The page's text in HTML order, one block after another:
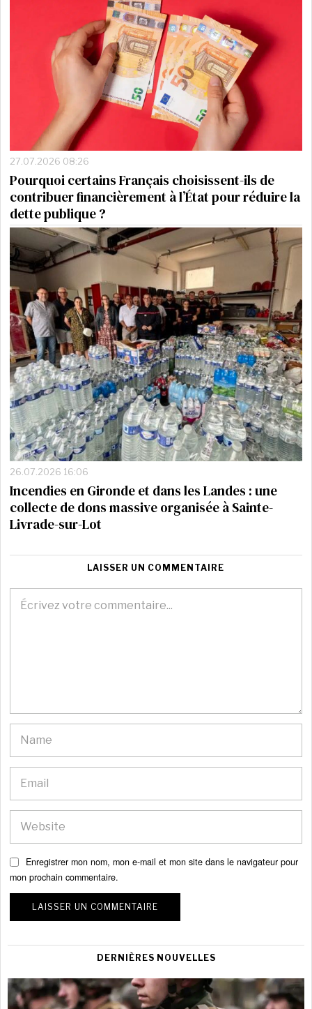
27.07.2026 08:26
Pourquoi certains Français choisissent-ils de
contribuer financièrement à l’État pour réduire la
dette publique ?
26.07.2026 16:06
Incendies en Gironde et dans les Landes : une
collecte de dons massive organisée à Sainte-
Livrade-sur-Lot
LAISSER UN COMMENTAIRE
Enregistrer mon nom, mon e-mail et mon site dans le navigateur pour
mon prochain commentaire.
DERNIÈRES NOUVELLES